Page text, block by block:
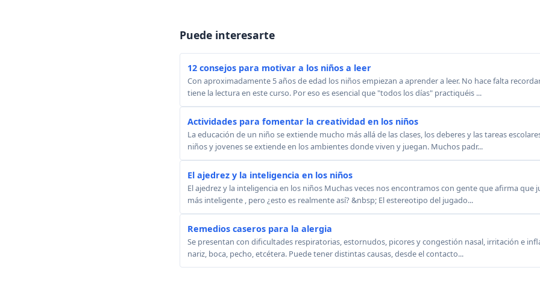
Puede interesarte
12 consejos para motivar a los niños a leer
Con aproximadamente 5 años de edad los niños empiezan a aprender a leer. No hace falta
tiene la lectura en este curso. Por eso es esencial que "todos los días" practiquéis ...
Actividades para fomentar la creatividad en los niños
La educación de un niño se extiende mucho más allá de las clases, los deberes y las tareas
niños y jovenes se extiende en los ambientes donde viven y juegan. Muchos padr...
El ajedrez y la inteligencia en los niños
El ajedrez y la inteligencia en los niños Muchas veces nos encontramos con gente que afirma que
más inteligente , pero ¿esto es realmente así? &nbsp; El estereotipo del jugado...
Remedios caseros para la alergia
Se presentan con dificultades respiratorias, estornudos, picores y congestión nasal, irritación e
nariz, boca, pecho, etcétera. Puede tener distintas causas, desde el contacto...